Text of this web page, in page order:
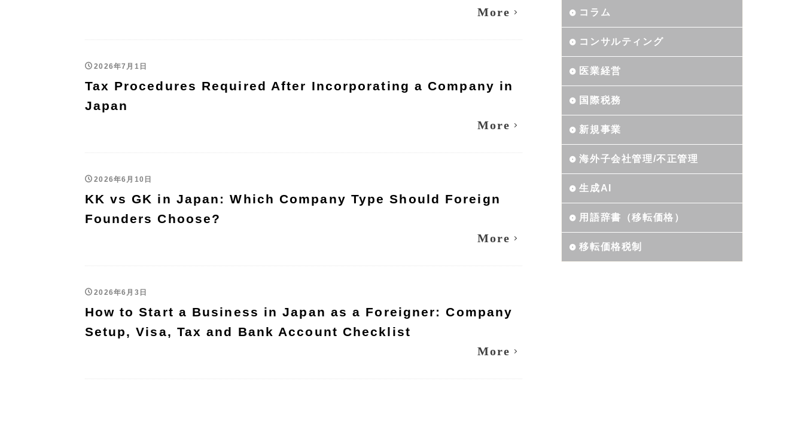
More
2026年7月1日
Tax Procedures Required After Incorporating a Company in
Japan
More
2026年6月10日
KK vs GK in Japan: Which Company Type Should Foreign
Founders Choose?
More
2026年6月3日
How to Start a Business in Japan as a Foreigner: Company
Setup, Visa, Tax and Bank Account Checklist
More
コラム
コンサルティング
医業経営
国際税務
新規事業
海外子会社管理/不正管理
生成AI
用語辞書（移転価格）
移転価格税制